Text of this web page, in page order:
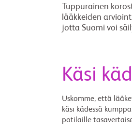
Tuppurainen
lääkkeiden
jotta Suomi voi
Käsi
Uskomme, että
käsi kädessä
potilaille